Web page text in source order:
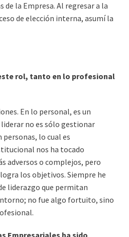
de la Empresa. Al regresar a la
de elección interna, asumí la
rol, tanto en lo profesional
En lo personal, es un
no es sólo gestionar
personas, lo cual es
nos ha tocado
adversos o complejos, pero
los objetivos. Siempre he
liderazgo que permitan
no fue algo fortuito, sino